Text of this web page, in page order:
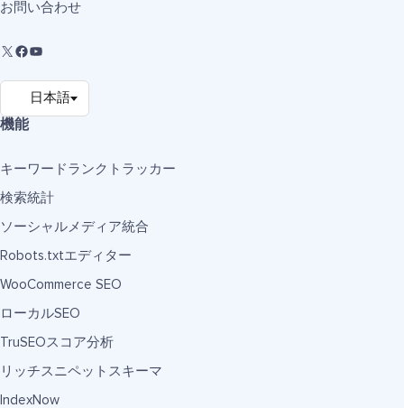
お問い合わせ
機能
キーワードランクトラッカー
検索統計
ソーシャルメディア統合
Robots.txtエディター
WooCommerce SEO
ローカルSEO
TruSEOスコア分析
リッチスニペットスキーマ
IndexNow